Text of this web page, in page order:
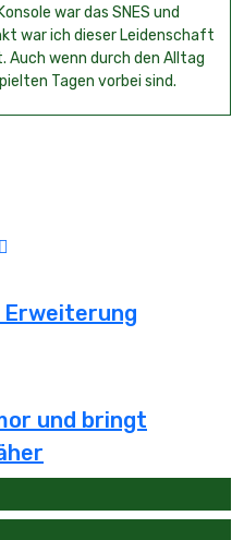
war das SNES und
war ich dieser Leidenschaft
Auch wenn durch den Alltag
Tagen vorbei sind.
Tumblr
Erweiterung
und bringt